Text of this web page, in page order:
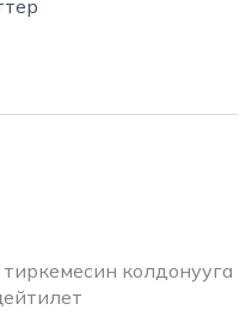
колдонууга